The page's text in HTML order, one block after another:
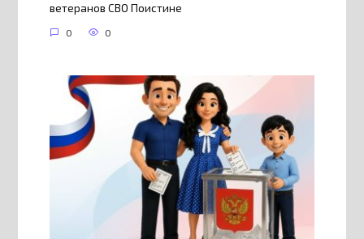
ветеранов СВО Поистине
0 0